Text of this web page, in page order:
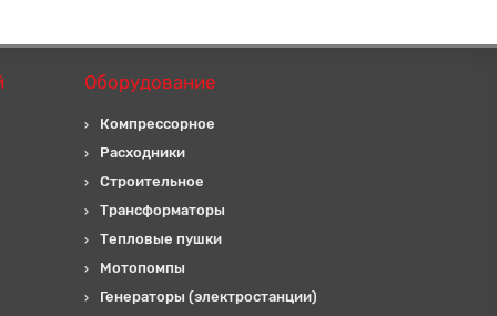
Оборудование
Компрессорное
Расходники
Строительное
Трансформаторы
Тепловые пушки
Мотопомпы
Генераторы (электростанции)